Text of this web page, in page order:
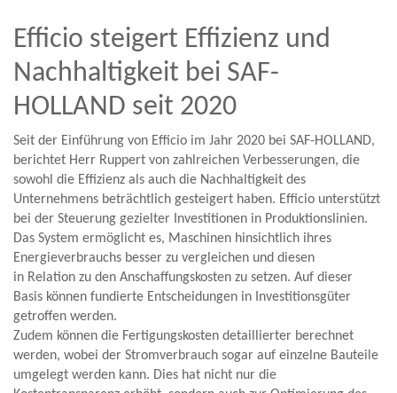
Efficio steigert Effizienz und
Nachhaltigkeit bei SAF-
HOLLAND seit 2020
Seit der Einführung von Efficio im Jahr 2020 bei SAF-HOLLAND,
berichtet Herr Ruppert von zahlreichen Verbesserungen, die
sowohl die Effizienz als auch die Nachhaltigkeit des
Unternehmens beträchtlich gesteigert haben. Efficio unterstützt
bei der Steuerung gezielter Investitionen in Produktionslinien.
Das System ermöglicht es, Maschinen hinsichtlich ihres
Energieverbrauchs besser zu vergleichen und diesen
in Relation zu den Anschaffungskosten zu setzen. Auf dieser
Basis können fundierte Entscheidungen in Investitionsgüter
getroffen werden.
Zudem können die Fertigungskosten detaillierter berechnet
werden, wobei der Stromverbrauch sogar auf einzelne Bauteile
umgelegt werden kann. Dies hat nicht nur die